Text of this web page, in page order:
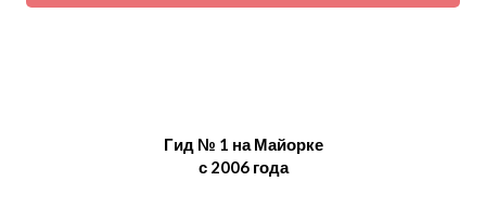
Гид № 1 на Майорке
с 2006 года